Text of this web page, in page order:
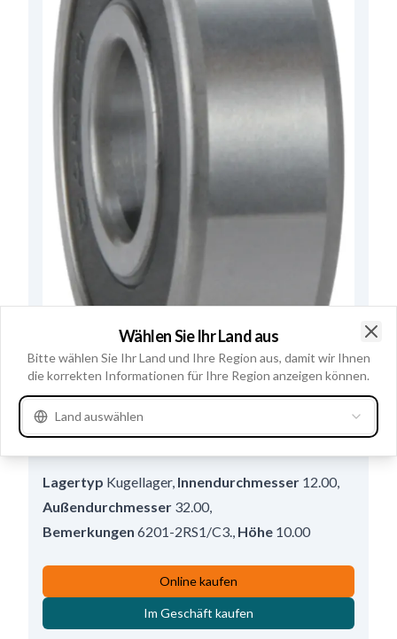
F032142271 - Kugellager
Lagertyp Kugellager, Innendurchmesser 12.00,
Außendurchmesser 32.00,
Bemerkungen 6201-2RS1/C3., Höhe 10.00
Online kaufen
Im Geschäft kaufen
Wählen Sie Ihr Land aus
Bitte wählen Sie Ihr Land und Ihre Region aus, damit wir Ihnen
die korrekten Informationen für Ihre Region anzeigen können.
Land auswählen